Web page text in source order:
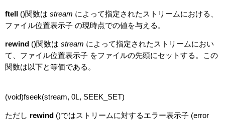
ftell ()関数は stream によって指定されたストリームにおける、
ファイル位置表示子 の現時点での値を与える。
rewind ()関数は stream によって指定されたストリームにおい
て、ファイル位置表示子 をファイルの先頭にセットする。この
関数は以下と等価である。
(void)fseek(stream, 0L, SEEK_SET)
ただし rewind ()ではストリームに対するエラー表示子 (error